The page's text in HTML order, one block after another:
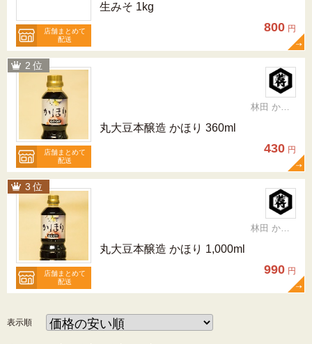
店舗まとめて
配送
生みそ 1kg
800 円
店舗まとめて
配送
林田 かおり
丸大豆本醸造 かほり 360ml
430 円
店舗まとめて
配送
林田 かおり
丸大豆本醸造 かほり 1,000ml
990 円
表示順